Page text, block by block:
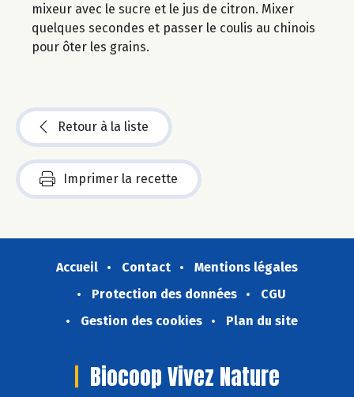
mixeur avec le sucre et le jus de citron. Mixer
quelques secondes et passer le coulis au chinois
pour ôter les grains.
Retour à la liste
Imprimer la recette
Accueil Contact
Mentions légales
Protection des données
CGU
Gestion des cookies
Plan du site
Biocoop Vivez Nature